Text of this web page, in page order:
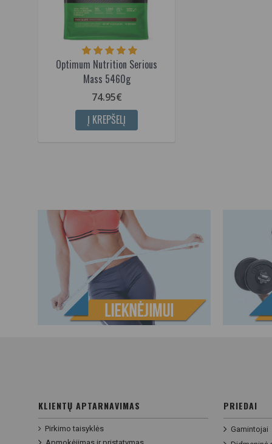
Optimum Nutrition Serious
Mass 5460g
74.95€
Į KREPŠELĮ
KLIENTŲ APTARNAVIMAS
Pirkimo taisyklės
PRIEDAI
Gamintojai